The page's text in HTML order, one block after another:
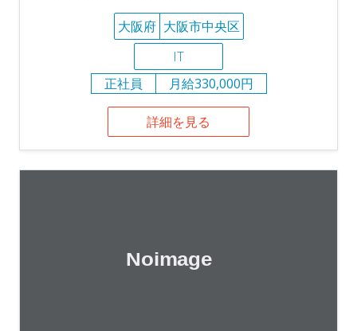
大阪府 大阪市中央区
IT
正社員
月給330,000円
詳細を見る